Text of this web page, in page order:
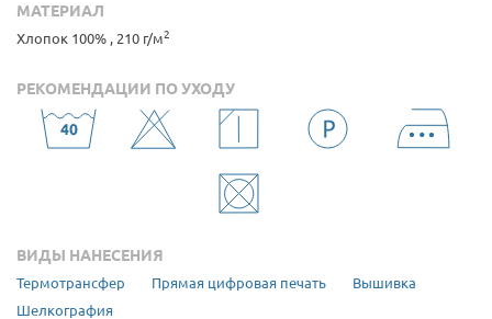
МАТЕРИАЛ
Хлопок 100% , 210 г/м2
РЕКОМЕНДАЦИИ ПО УХОДУ
ВИДЫ НАНЕСЕНИЯ
Термотрансфер Прямая цифровая печать
Вышивка
Шелкография